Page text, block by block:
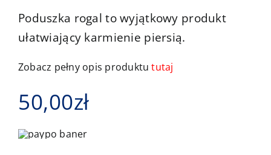
Poduszka rogal to wyjątkowy produkt
ułatwiający karmienie piersią.
Zobacz pełny opis produktututaj
50,00zł